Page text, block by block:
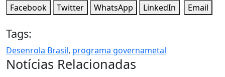
Facebook
Twitter WhatsApp LinkedIn Email
Tags:
Desenrola Brasil, programa governametal
Notícias Relacionadas